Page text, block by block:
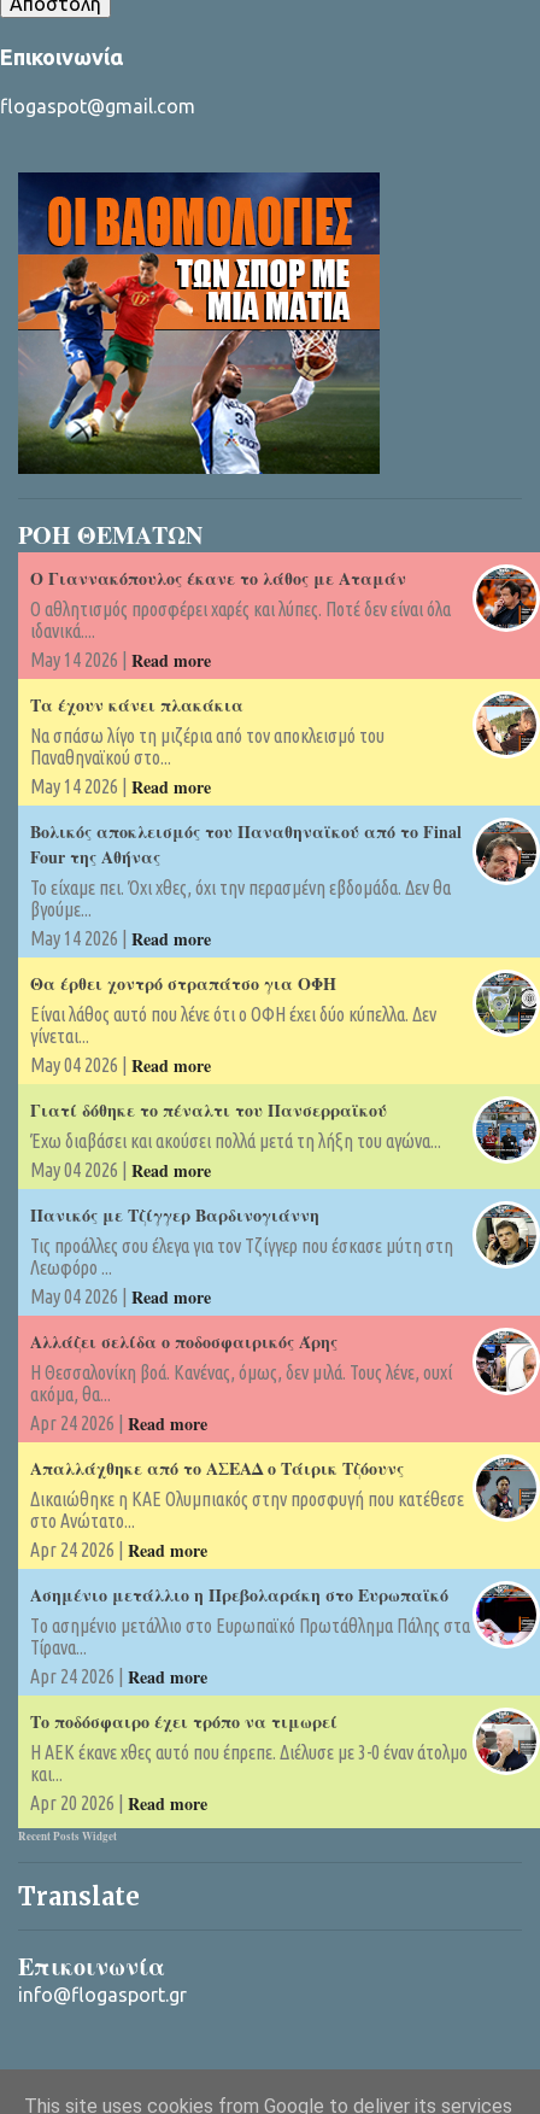
Επικοινωνία
flogaspot@gmail.com
ΡΟΗ ΘΕΜΑΤΩΝ
Ο Γιαννακόπουλος έκανε το λάθος με Αταμάν
Ο αθλητισμός προσφέρει χαρές και λύπες. Ποτέ δεν είναι όλα
ιδανικά....
May 14 2026 | Read more
Τα έχουν κάνει πλακάκια
Να σπάσω λίγο τη μιζέρια από τον αποκλεισμό του
Παναθηναϊκού στο...
May 14 2026 | Read more
Βολικός αποκλεισμός του Παναθηναϊκού από το Final
Four της Αθήνας
Το είχαμε πει. Όχι χθες, όχι την περασμένη εβδομάδα. Δεν θα
βγούμε...
May 14 2026 | Read more
Θα έρθει χοντρό στραπάτσο για ΟΦΗ
Είναι λάθος αυτό που λένε ότι ο ΟΦΗ έχει δύο κύπελλα. Δεν
γίνεται...
May 04 2026 | Read more
Γιατί δόθηκε το πέναλτι του Πανσερραϊκού
Έχω διαβάσει και ακούσει πολλά μετά τη λήξη του αγώνα...
May 04 2026 | Read more
Πανικός με Τζίγγερ Βαρδινογιάννη
Τις προάλλες σου έλεγα για τον Τζίγγερ που έσκασε μύτη στη
Λεωφόρο ...
May 04 2026 | Read more
Αλλάζει σελίδα ο ποδοσφαιρικός Άρης
Η Θεσσαλονίκη βοά. Κανένας, όμως, δεν μιλά. Τους λένε, ουχί
ακόμα, θα...
Apr 24 2026 | Read more
Απαλλάχθηκε από το ΑΣΕΑΔ ο Τάιρικ Τζόουνς
Δικαιώθηκε η ΚΑΕ Ολυμπιακός στην προσφυγή που κατέθεσε
στο Ανώτατο...
Apr 24 2026 | Read more
Ασημένιο μετάλλιο η Πρεβολαράκη στο Ευρωπαϊκό
Tο ασημένιο μετάλλιο στο Ευρωπαϊκό Πρωτάθλημα Πάλης στα
Τίρανα...
Apr 24 2026 | Read more
Το ποδόσφαιρο έχει τρόπο να τιμωρεί
Η ΑΕΚ έκανε χθες αυτό που έπρεπε. Διέλυσε με 3-0 έναν άτολμο
και...
Apr 20 2026 | Read more
Recent Posts Widget
Translate
Επικοινωνία
info@flogasport.gr
This site uses cookies from Google to deliver its services